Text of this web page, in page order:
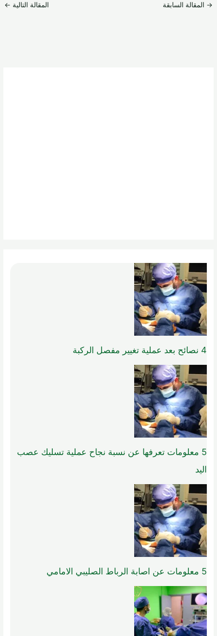
4 نصائح بعد عملية تغيير مفصل الركبة
5 معلومات تعرفها عن نسبة نجاح عملية تسليك عصب
اليد
5 معلومات عن اصابة الرباط الصليبي الامامي
→ المقالة السابقة المقالة التالية ←